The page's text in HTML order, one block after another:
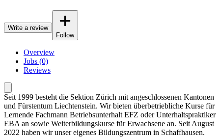
Write a review
Follow
Overview
Jobs (0)
Reviews
Seit 1999 besteht die Sektion Zürich mit angeschlossenen Kantonen
und Fürstentum Liechtenstein. Wir bieten überbetriebliche Kurse für
Lernende Fachmann Betriebsunterhalt EFZ oder Unterhaltspraktiker
EBA an sowie Weiterbildungskurse für Erwachsene an. Seit August
2022 haben wir unser eigenes Bildungszentrum in Schaffhausen.